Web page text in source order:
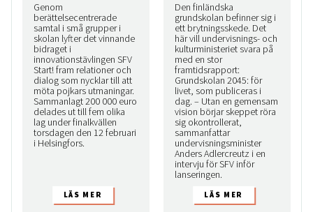
Genom
berättelsecentrerade
samtal i små grupper i
skolan lyfter det vinnande
bidraget i
innovationstävlingen SFV
Start! fram relationer och
dialog som nycklar till att
möta pojkars utmaningar.
Sammanlagt 200 000 euro
delades ut till fem olika
lag under finalkvällen
torsdagen den 12 februari
i Helsingfors.
Den finländska
grundskolan befinner sig i
ett brytningsskede. Det
här vill undervisnings- och
kulturministeriet svara på
med en stor
framtidsrapport:
Grundskolan 2045: för
livet, som publiceras i
dag. – Utan en gemensam
vision börjar skeppet röra
sig okontrollerat,
sammanfattar
undervisningsminister
Anders Adlercreutz i en
intervju för SFV inför
lanseringen.